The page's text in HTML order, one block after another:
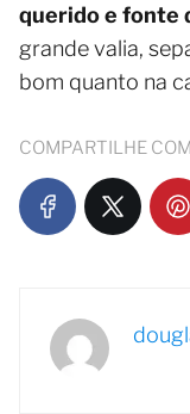
querido e fonte
grande valia,
bom quanto na
COMPARTILHE